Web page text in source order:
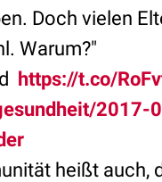
Doch vielen
Warum?"
https://t.co/
heißt auch,